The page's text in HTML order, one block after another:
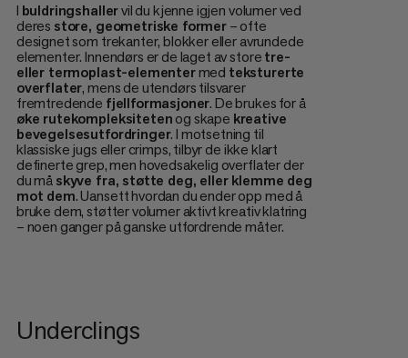
I buldringshallervil du kjenne igjen volumer ved
deres store, geometriske former– ofte
designet som trekanter, blokker eller avrundede
elementer. Innendørs er de laget av storetre-
eller termoplast-elementermed teksturerte
overflater, mens de utendørs tilsvarer
fremtredende fjellformasjoner. De brukes for å
øke rutekompleksitetenog skape kreative
bevegelsesutfordringer. I motsetning til
klassiske jugs eller crimps, tilbyr de ikke klart
definerte grep, men hovedsakelig overflater der
du måskyve fra, støtte deg, eller klemme deg
mot dem. Uansett hvordan du ender opp med å
bruke dem, støtter volumer aktivt kreativ klatring
– noen ganger på ganske utfordrende måter.
Underclings